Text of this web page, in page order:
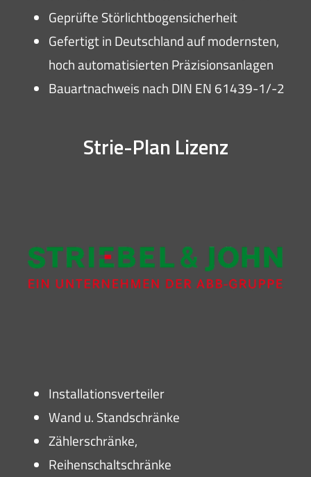
Geprüfte Störlichtbogensicherheit
Gefertigt in Deutschland auf modernsten,
hoch automatisierten Präzisionsanlagen
Bauartnachweis nach DIN EN 61439-1/-2
Strie-Plan Lizenz
Installationsverteiler
Wand u. Standschränke
Zählerschränke,
Reihenschaltschränke